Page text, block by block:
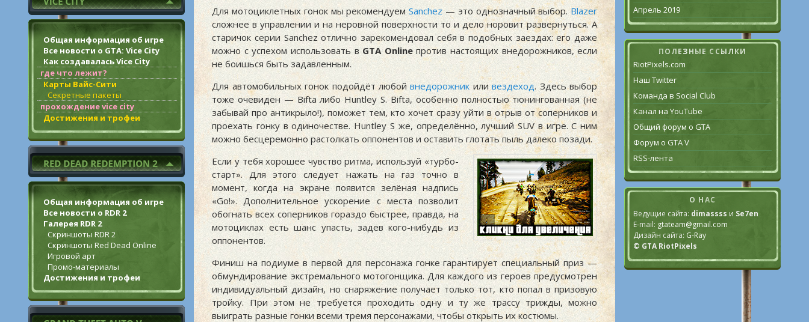
Общая информация об игре
Все новости о GTA: Vice City
Как создавалась Vice City
где что лежит?
Карты Вайс-Сити
Секретные пакеты
прохождение vice city
Достижения и трофеи
Общая информация об игре
Все новости о RDR 2
Галерея RDR 2
Скриншоты RDR 2
Скриншоты Red Dead Online
Игровой арт
Промо-материалы
Достижения и трофеи
Для мотоциклетных гонок мы рекомендуемSanchez— это однозначный выбор.Blazer
сложнее в управлении и на неровной поверхности то и дело норовит развернуться. А
старичок серии Sanchez отлично зарекомендовал себя в подобных заездах: его даже
можно с успехом использовать в GTA Onlineпротив настоящих внедорожников, если
не боишься быть задавленным.
Для автомобильных гонок подойдёт любойвнедорожникиливездеход. Здесь выбор
тоже очевиден — Bifta либо Huntley S. Bifta, особенно полностью тюнингованная (не
забывай про антикрыло!), поможет тем, кто хочет сразу уйти в отрыв от соперников и
проехать гонку в одиночестве. Huntley S же, определённо, лучший SUV в игре. С ним
можно бесцеремонно растолкать оппонентов и оставить глотать пыль далеко позади.
Если у тебя хорошее чувство ритма, используй «турбо-
старт». Для этого следует нажать на газ точно в
момент, когда на экране появится зелёная надпись
«Go!». Дополнительное ускорение с места позволит
обогнать всех соперников гораздо быстрее, правда, на
мотоциклах есть шанс упасть, задев кого-нибудь из
оппонентов.
Финиш на подиуме в первой для персонажа гонке гарантирует специальный приз —
обмундирование экстремального мотогонщика. Для каждого из героев предусмотрен
индивидуальный дизайн, но снаряжение получает только тот, кто попал в призовую
тройку. При этом не требуется проходить одну и ту же трассу трижды, можно
выиграть разные гонки всеми тремя персонажами, чтобы открыть их костюмы.
Апрель 2019
ПОЛЕЗНЫЕ ССЫЛКИ
RiotPixels.com
Наш Twitter
Команда в Social Club
Канал на YouTube
Общий форум о GTA
Форум о GTA V
RSS-лента
О НАС
Ведущие сайта: dimassss и Se7en
E-mail: gtateam@gmail.com
Дизайн сайта: G-Ray
© GTA RiotPixels